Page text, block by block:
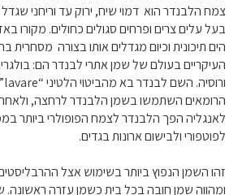
צמח הלבנדר הוא דמוי שיח, ירוק עד וריחני
בעל עלים צרים ופרחים סגולים כחולים. מקורו
הים תיכונית וכיום מגדלים אותו בצורה מסחרית
העיקריים בעולם של שמן אתרי לבנדר הם:
ורוסיה. השם לבנדר בא מהביטוי הלטיני “lavare
הרומאים השתמשו בשמן הלבנדר לרחצה,
לאנגליה הפך הלבנדר לצמח הפופולרי ביותר
לפוטפורי ולבישום ארונות בגדים.
זהו השמן הנפוץ ביותר בשימוש אצל
ומהווה שמן חובה בכל בית כשמן עזרה ראשונה.